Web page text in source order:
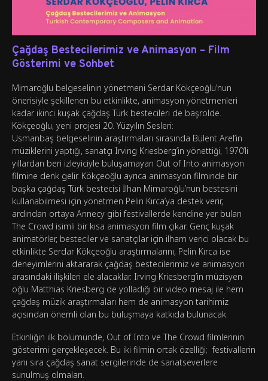
Çağdaş Bestecilerimiz ve Animasyon – Film
Gösterimi ve Sohbet
Mimaroğlu belgeselinin yönetmeni Serdar Kökçeoğlu’nun
önerisiyle şekillenen bu etkinlikte, animasyon yönetmenleri
kadar ikinci kuşak çağdaş Türk bestecileri de başrolde.
Kökçeoğlu, yeni projesi 20. Yüzyılın Sesleri:
Usmanbaş belgeselinin araştırmaları sırasında Bülent Arel’in
müziklerini yaptığı, sanatçı Irving Kriesberg’in yönettiği, 1970’li
yıllardan beri izleyiciyle buluşamayan Out of Into animasyon
filmine denk gelir. Kökçeoğlu ayrıca animasyon filminde bir
başka çağdaş Türk bestecisi İlhan Mimaroğlu’nun bestesini
kullanabilmesi için yönetmen Pelin Kırca’ya destek verir,
ardından ortaya Annecy gibi festivallerde kendine yer bulan
The Crowd isimli bir kısa animasyon film çıkar. Genç kuşak
animatörler, besteciler ve sanatçılar için ilham verici olacak bu
etkinlikte Serdar Kökçeoğlu araştırmalarını, Pelin Kırca ise
deneyimlerini aktararak çağdaş bestecilerimiz ve animasyon
arasındaki ilişkileri ele alacaklar. Irving Kriesberg’in müzisyen
oğlu Matthias Kriesberg de yolladığı bir video mesaj ile hem
çağdaş müzik araştırmaları hem de animasyon tarihimiz
açısından önemli olan bu buluşmaya katkıda bulunacak.
Etkinliğin ilk bölümünde, Out of Into ve The Crowd filmlerinin
gösterimi gerçekleşecek. Bu iki filmin ortak özelliği; festivallerin
yanı sıra çağdaş sanat sergilerinde de sanatseverlere
sunulmuş olmaları.